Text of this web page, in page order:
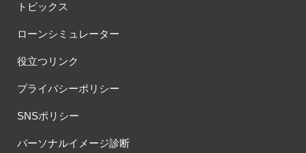
トピックス
ローンシミュレーター
役立つリンク
プライバシーポリシー
SNSポリシー
パーソナルイメージ診断